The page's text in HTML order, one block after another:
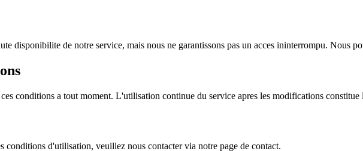
disponibilite de notre service, mais nous ne garantissons pas un acces ininterrompu. Nous
conditions a tout moment. L'utilisation continue du service apres les modifications
conditions d'utilisation, veuillez nous contacter via notre page de contact.